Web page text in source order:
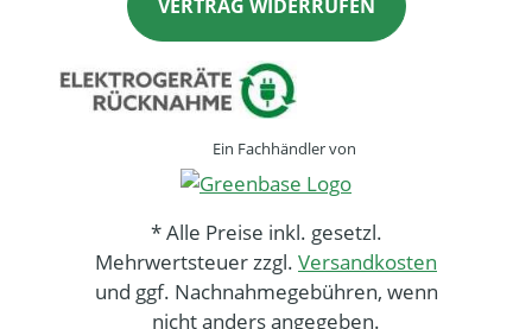
VERTRAG WIDERRUFEN
Ein Fachhändler von
* Alle Preise inkl. gesetzl.
Mehrwertsteuer zzgl. Versandkosten
und ggf. Nachnahmegebühren, wenn
nicht anders angegeben.